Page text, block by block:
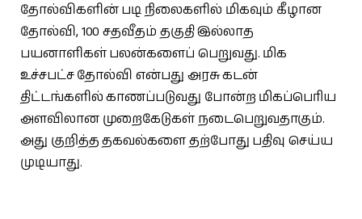
தோல்விகளின் படி நிலைகளில் மிகவும் கீழான
தோல்வி, 100 சதவீதம் தகுதி இல்லாத
பயனாளிகள் பலன்களைப் பெறுவது. மிக
உச்சபட்ச தோல்வி என்பது அரசு கடன்
திட்டங்களில் காணப்படுவது போன்ற மிகப்பெரிய
அளவிலான முறைகேடுகள் நடைபெறுவதாகும்.
அது குறித்த தகவல்களை தற்போது பதிவு செய்ய
முடியாது.